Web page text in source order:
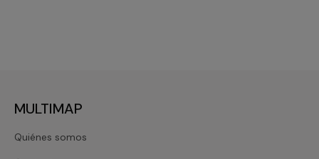
MULTIMAP
Quiénes somos